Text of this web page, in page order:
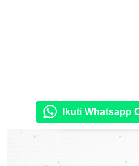
Ikuti Whatsapp